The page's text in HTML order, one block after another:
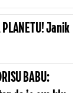
PLANETU! Janik
BABU: